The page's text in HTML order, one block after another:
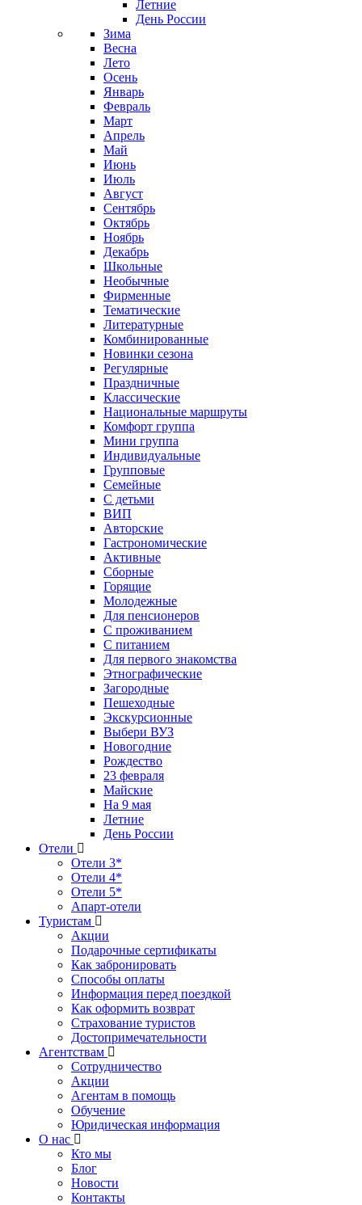
Летние
День России
Зима
Весна
Лето
Осень
Январь
Февраль
Март
Апрель
Май
Июнь
Июль
Август
Сентябрь
Октябрь
Ноябрь
Декабрь
Школьные
Необычные
Фирменные
Тематические
Литературные
Комбинированные
Новинки сезона
Регулярные
Праздничные
Классические
Национальные маршруты
Комфорт группа
Мини группа
Индивидуальные
Групповые
Семейные
С детьми
ВИП
Авторские
Гастрономические
Активные
Сборные
Горящие
Молодежные
Для пенсионеров
С проживанием
С питанием
Для первого знакомства
Этнографические
Загородные
Пешеходные
Экскурсионные
Выбери ВУЗ
Новогодние
Рождество
23 февраля
Майские
На 9 мая
Летние
День России
Отели
Отели 3*
Отели 4*
Отели 5*
Апарт-отели
Туристам
Акции
Подарочные сертификаты
Как забронировать
Способы оплаты
Информация перед поездкой
Как оформить возврат
Страхование туристов
Достопримечательности
Агентствам
Сотрудничество
Акции
Агентам в помощь
Обучение
Юридическая информация
О нас
Кто мы
Блог
Новости
Контакты